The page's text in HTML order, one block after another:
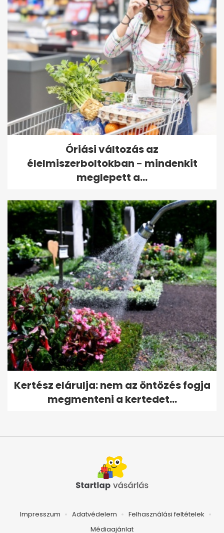
Óriási változás az
élelmiszerboltokban - mindenkit
meglepett a...
Kertész elárulja: nem az öntözés fogja
megmenteni a kertedet...
Impresszum Adatvédelem
Felhasználási feltételek
Médiaajánlat